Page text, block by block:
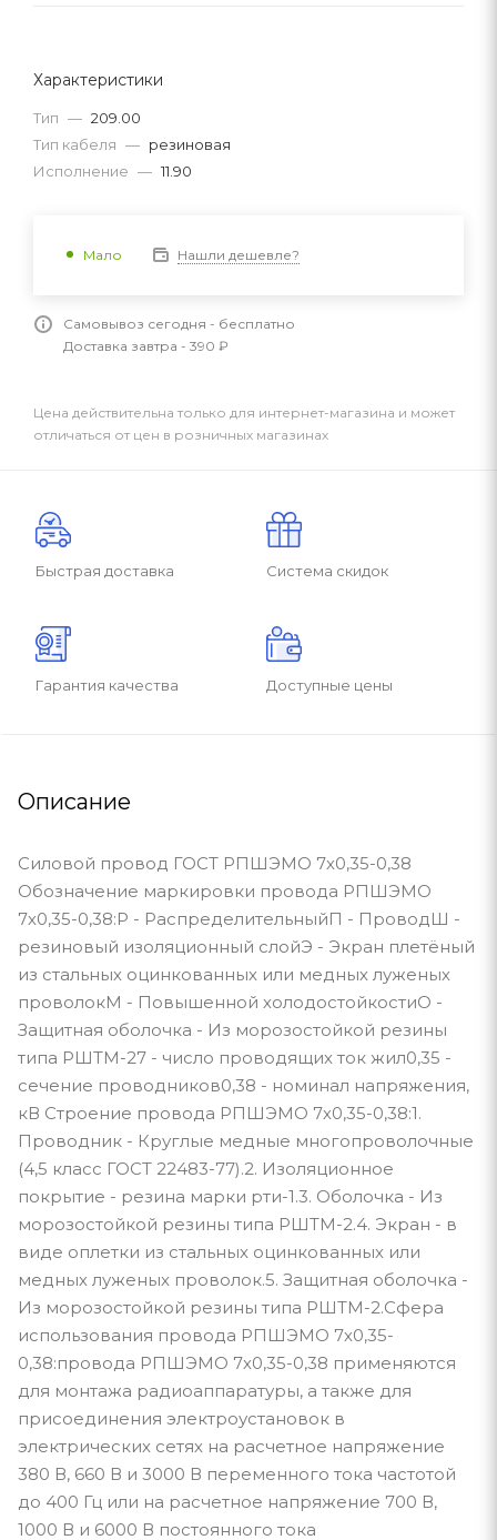
Характеристики
Тип — 209.00
Тип кабеля — резиновая
Исполнение — 11.90
Мало Нашли дешевле?
Самовывоз сегодня - бесплатно
Доставка завтра - 390 ₽
Цена действительна только для интернет-магазина и может
отличаться от цен в розничных магазинах
Быстрая доставка Система скидок
Гарантия качества Доступные цены
Описание
Силовой провод ГОСТ РПШЭМО 7х0,35-0,38
Обозначение маркировки провода РПШЭМО
7х0,35-0,38:Р - РаспределительныйП - ПроводШ -
резиновый изоляционный слойЭ - Экран плетёный
из стальных оцинкованных или медных луженых
проволокМ - Повышенной холодостойкостиО -
Защитная оболочка - Из морозостойкой резины
типа РШТМ-27 - число проводящих ток жил0,35 -
сечение проводников0,38 - номинал напряжения,
кВ Строение провода РПШЭМО 7х0,35-0,38:1.
Проводник - Круглые медные многопроволочные
(4,5 класс ГОСТ 22483-77).2. Изоляционное
покрытие - резина марки рти-1.3. Оболочка - Из
морозостойкой резины типа РШТМ-2.4. Экран - в
виде оплетки из стальных оцинкованных или
медных луженых проволок.5. Защитная оболочка -
Из морозостойкой резины типа РШТМ-2.Сфера
использования провода РПШЭМО 7х0,35-
0,38:провода РПШЭМО 7х0,35-0,38 применяются
для монтажа радиоаппаратуры, а также для
присоединения электроустановок в
электрических сетях на расчетное напряжение
380 В, 660 В и 3000 В переменного тока частотой
до 400 Гц или на расчетное напряжение 700 В,
1000 В и 6000 В постоянного тока